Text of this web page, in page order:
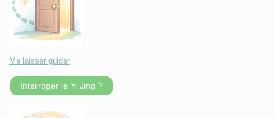
Me laisser guider
Interroger le Yi Jing ?